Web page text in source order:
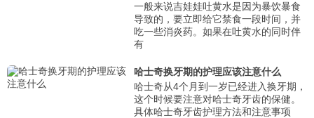
一般来说吉娃娃吐黄水是因为暴饮暴食
导致的，要立即给它禁食一段时间，并
吃一些消炎药。如果在吐黄水的同时伴
有
哈士奇换牙期的护理应该注意什么
哈士奇从4个月到一岁已经进入换牙期，
这个时候要注意对哈士奇牙齿的保健。
具体哈士奇牙齿护理方法和注意事项